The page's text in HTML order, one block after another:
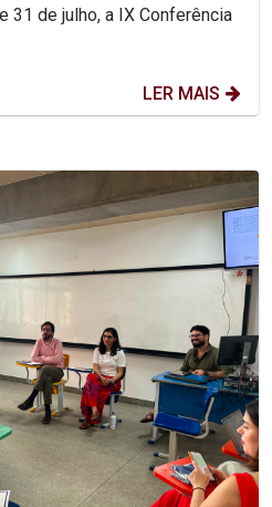
31 de julho, a IX Conferência
LER MAIS